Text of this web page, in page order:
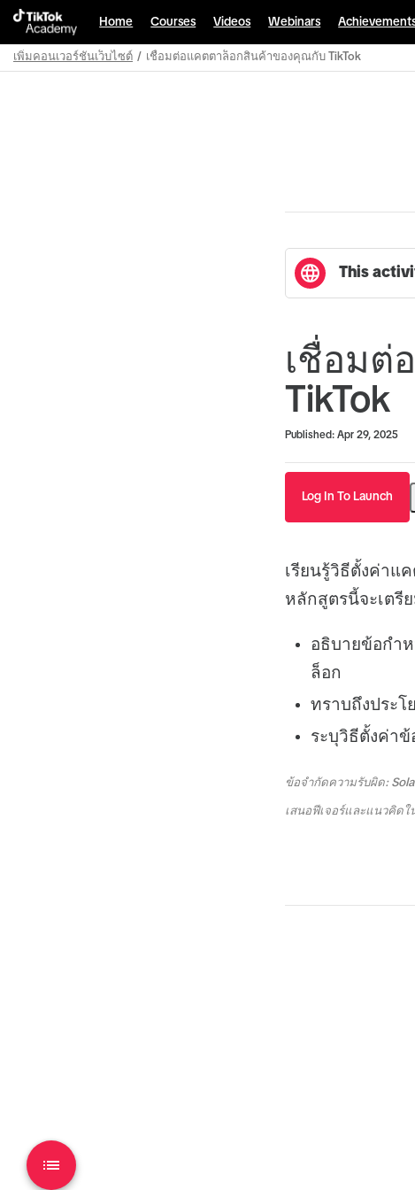
Home Courses Videos Webinars
เพิ่มคอนเวอร์ชันเว็บไซต์ เชื่อมต่อแคตตาล็อกสินค้าของคุณกับ TikTok
This
เชื่อมต่
TikTok
Published: Apr 29, 2025
Log In To Launch
เรียนรู้วิธีตั้งค่าแ
หลักสูตรนี้จะเตรี
อธิบายข้อกำ
ล็อก
ทราบถึงประ
ระบุวิธีตั้งค่า
ข้อจำกัดความรับผิด:
เสนอฟีเจอร์และแนวคิดใ